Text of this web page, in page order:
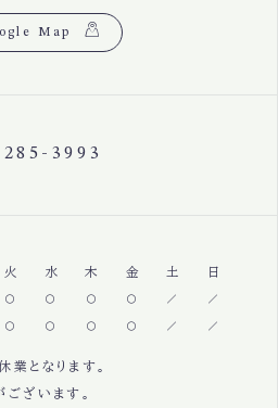
Map
3993
火 水 木 金 土 日
となります。
ざいます。